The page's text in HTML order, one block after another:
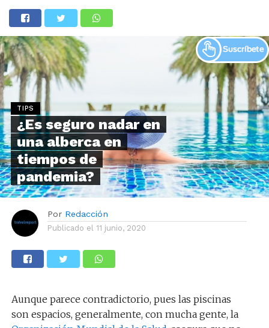
TIPS
¿Es seguro nadar en
una alberca en
tiempos de
pandemia?
Por Redacción
Publicado el 11 junio, 2020
Aunque parece contradictorio, pues las piscinas
son espacios, generalmente, con mucha gente, la